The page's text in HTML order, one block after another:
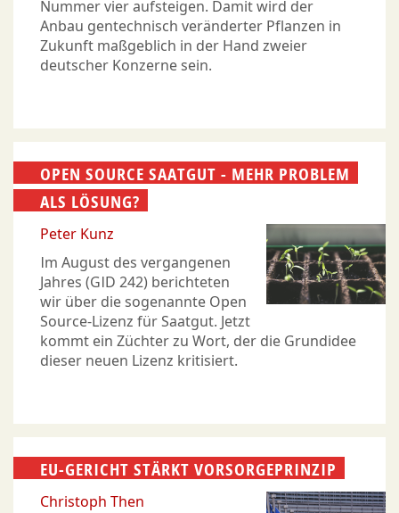
Nummer vier aufsteigen. Damit wird der
Anbau gentechnisch veränderter Pflanzen in
Zukunft maßgeblich in der Hand zweier
deutscher Konzerne sein.
OPEN SOURCE SAATGUT - MEHR PROBLEM
ALS LÖSUNG?
Peter Kunz
Im August des vergangenen
Jahres (GID 242) berichteten
wir über die sogenannte Open
Source-Lizenz für Saatgut. Jetzt
kommt ein Züchter zu Wort, der die Grundidee
dieser neuen Lizenz kritisiert.
EU-GERICHT STÄRKT VORSORGEPRINZIP
Christoph Then